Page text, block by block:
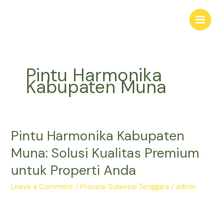
Main
Pintu Harmonika
Kabupaten Muna
Pintu Harmonika Kabupaten
Muna: Solusi Kualitas Premium
untuk Properti Anda
Leave a Comment /Provinsi Sulawesi Tenggara /admin
Pintu
Kabupaten
Muna:
Kualitas